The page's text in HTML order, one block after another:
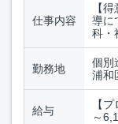
仕事内容
【
導に
科・
勤務地
個別
浦和
給与
【
～